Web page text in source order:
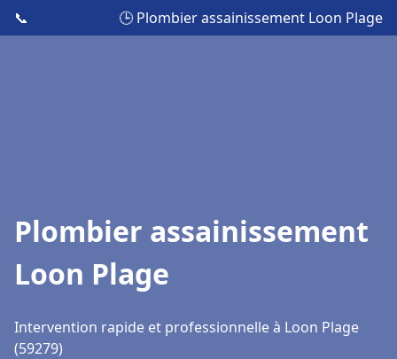
📞 🕒 Plombier assainissement Loon Plage
Plombier assainissement
Loon Plage
Intervention rapide et professionnelle à Loon Plage
(59279)